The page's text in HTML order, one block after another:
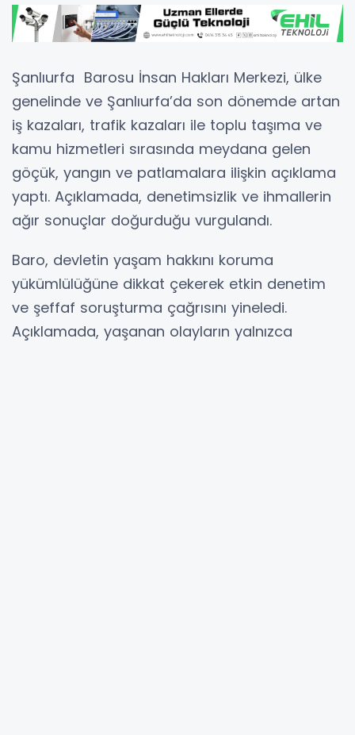
Şanlıurfa Barosu İnsan Hakları Merkezi, ülke
genelinde ve Şanlıurfa’da son dönemde artan
iş kazaları, trafik kazaları ile toplu taşıma ve
kamu hizmetleri sırasında meydana gelen
göçük, yangın ve patlamalara ilişkin açıklama
yaptı. Açıklamada, denetimsizlik ve ihmallerin
ağır sonuçlar doğurduğu vurgulandı.
Baro, devletin yaşam hakkını koruma
yükümlülüğüne dikkat çekerek etkin denetim
ve şeffaf soruşturma çağrısını yineledi.
Açıklamada, yaşanan olayların yalnızca